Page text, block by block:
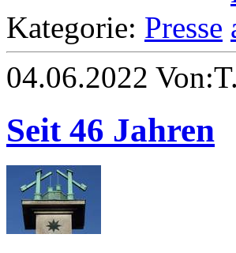
Kategorie: Presse
04.06.2022
Seit 46 Jahren